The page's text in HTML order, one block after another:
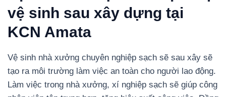
vệ sinh sau xây dựng tại
KCN Amata
Vệ sinh nhà xưởng chuyên nghiệp sạch sẽ sau xây sẽ
tạo ra môi trường làm việc an toàn cho người lao động.
Làm việc trong nhà xưởng, xí nghiệp sạch sẽ giúp công